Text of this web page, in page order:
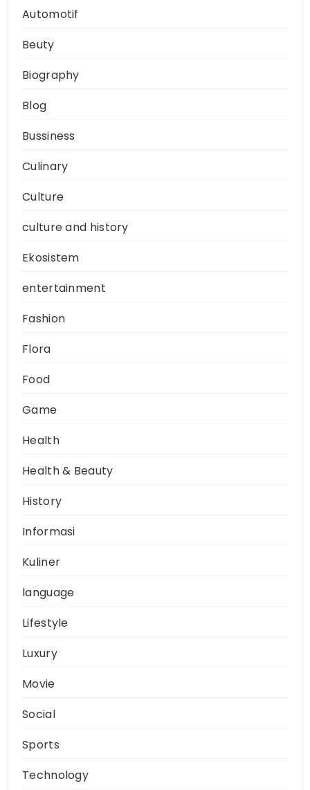
Automotif
Beuty
Biography
Blog
Bussiness
Culinary
Culture
culture and history
Ekosistem
entertainment
Fashion
Flora
Food
Game
Health
Health & Beauty
History
Informasi
Kuliner
language
Lifestyle
Luxury
Movie
Social
Sports
Technology